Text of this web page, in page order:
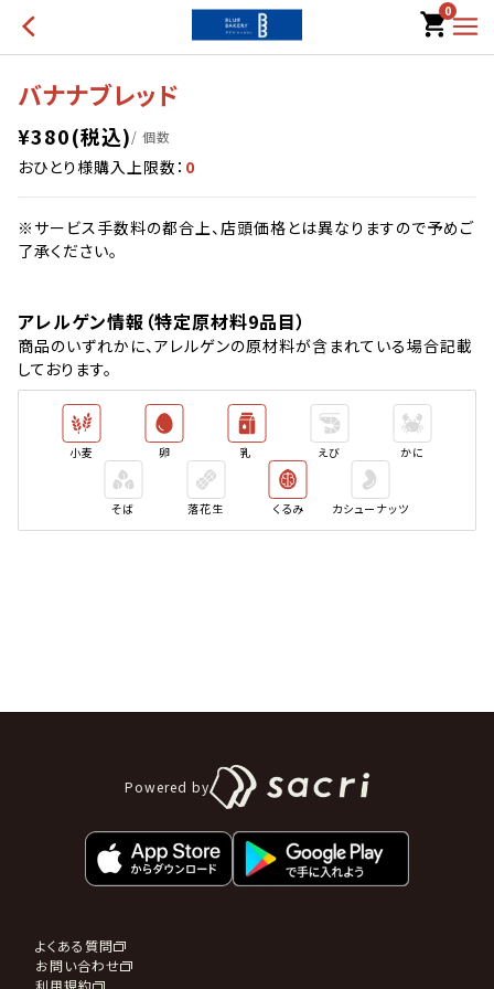
0
バナナブレッド
¥380(税込)/ 個数
おひとり様購入上限数： 0
※サービス手数料の都合上、店頭価格とは異なりますので予めご
了承ください。
アレルゲン情報（特定原材料9品目）
商品のいずれかに、アレルゲンの原材料が含まれている場合記載
しております。
小麦 卵 乳 えび かに
そば 落花生 くるみ カシューナッツ
Powered by
よくある質問
お問い合わせ
利用規約